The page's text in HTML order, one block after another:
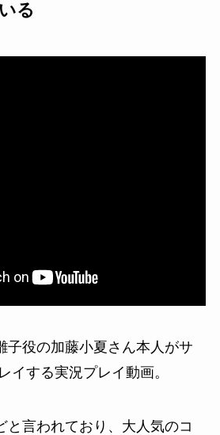
る
子役の加藤小夏さん本人がサ
イする実況プレイ動画。
と言われており、大人気のコ